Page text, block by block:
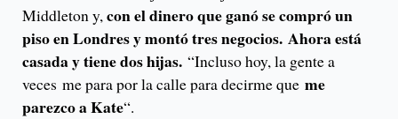
Middleton y,con el dinero que ganó se compró un
piso en Londres y montó tres negocios. Ahora está
casada y tiene dos hijas. “Incluso hoy, la gente a
veces me para por la calle para decirme que me
parezco a Kate“.